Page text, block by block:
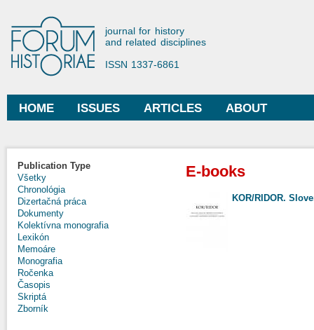
Forum Historiae
journal for history
and related disciplines
ISSN 1337-6861
Main menu
HOME ISSUES ARTICLES ABOUT
Publication Type
Všetky
Chronológia
Dizertačná práca
Dokumenty
Kolektívna monografia
Lexikón
Memoáre
Monografia
Ročenka
Časopis
Skriptá
Zborník
E-books
KOR/RIDOR.